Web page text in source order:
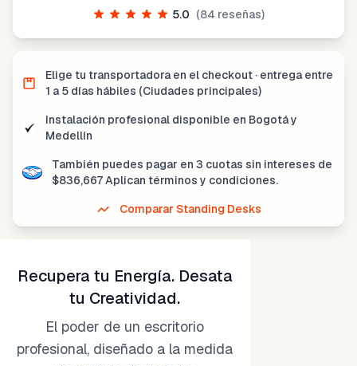
5.0 (84 reseñas)
Elige tu transportadora en el checkout · entrega entre
1 a 5 días hábiles (Ciudades principales)
Instalación profesional disponible en Bogotá y
Medellín
También puedes pagar en 3 cuotas sin intereses de
$836,667Aplican términos y condiciones.
Comparar Standing Desks
Recupera tu Energía. Desata
tu Creatividad.
El poder de un escritorio
profesional, diseñado a la medida